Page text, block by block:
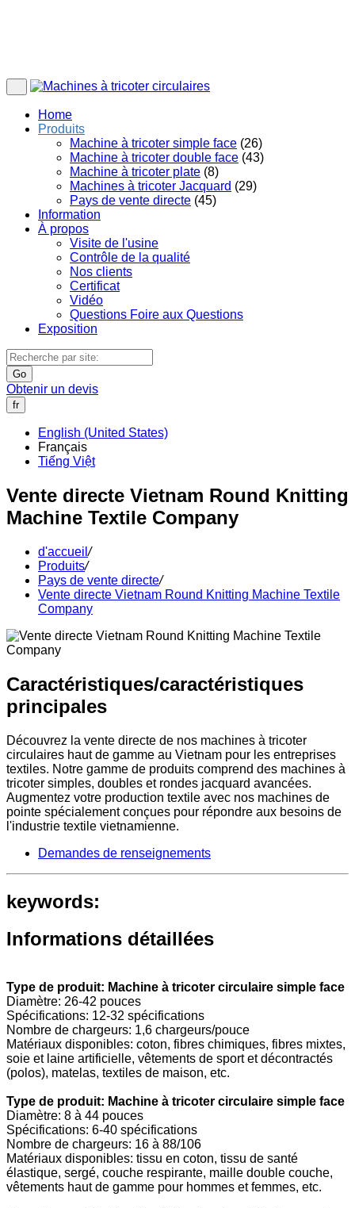
Home
Produits
Machine à tricoter simple face (26)
Machine à tricoter double face (43)
Machine à tricoter plate (8)
Machines à tricoter Jacquard (29)
Pays de vente directe (45)
Information
À propos
Visite de l'usine
Contrôle de la qualité
Nos clients
Certificat
Vidéo
Questions Foire aux Questions
Exposition
Go
Obtenir un devis
fr
English (United States)
Français
Tiếng Việt
Vente directe Vietnam Round Knitting
Machine Textile Company
d'accueil/
Produits/
Pays de vente directe/
Vente directe Vietnam Round Knitting Machine Textile
Company
Caractéristiques/caractéristiques
principales
Découvrez la vente directe de nos machines à tricoter
circulaires haut de gamme au Vietnam pour les entreprises
textiles. Notre gamme de produits comprend des machines à
tricoter simples, doubles et rondes jacquard avancées.
Augmentez votre production textile avec nos machines de
pointe spécialement conçues pour répondre aux besoins de
l'industrie textile vietnamienne.
Demandes de renseignements
keywords:
Informations détaillées
Type de produit: Machine à tricoter circulaire simple face
Diamètre: 26-42 pouces
Spécifications: 12-32 spécifications
Nombre de chargeurs: 1,6 chargeurs/pouce
Matériaux disponibles: coton, fibres chimiques, fibres mixtes,
soie et laine artificielle, vêtements de sport et décontractés
(polos), matelas, textiles de maison, etc.
Type de produit: Machine à tricoter circulaire simple face
Diamètre: 8 à 44 pouces
Spécifications: 6-40 spécifications
Nombre de chargeurs: 16 à 88/106
Matériaux disponibles: tissu en coton, tissu de santé
élastique, sergé, couche respirante, maille double couche,
vêtements haut de gamme pour hommes et femmes, etc.